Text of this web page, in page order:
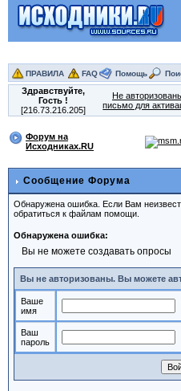
ПРАВИЛА FAQ Помощь
Здравствуйте,
Гость!
[216.73.216.205]
Не
письмо для
Форум на
Исходниках.RU
Сообщение Форума
Обнаружена ошибка. Если Вам
обратиться к файлам помощи.
Обнаружена ошибка:
Вы не можете создавать опросы
Вы не авторизованы. Вы можете
Ваше
имя
Ваш
пароль